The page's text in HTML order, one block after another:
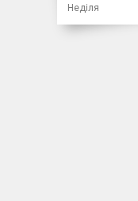
Неділя